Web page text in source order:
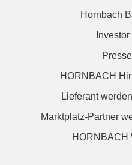
Hornbach
HORNBACH
Lieferant
Marktplatz-Partner
HORNBACH